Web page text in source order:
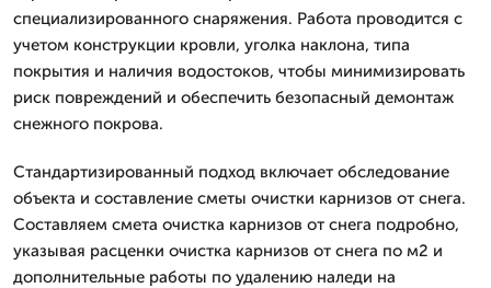
специализированного снаряжения. Работа проводится с
учетом конструкции кровли, уголка наклона, типа
покрытия и наличия водостоков, чтобы минимизировать
риск повреждений и обеспечить безопасный демонтаж
снежного покрова.
Стандартизированный подход включает обследование
объекта и составление сметы очистки карнизов от снега.
Составляем смета очистка карнизов от снега подробно,
указывая расценки очистка карнизов от снега по м2 и
дополнительные работы по удалению наледи на